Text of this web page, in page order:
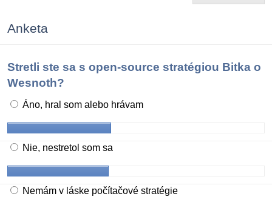
Anketa
Stretli ste sa s open-source stratégiou Bitka o
Wesnoth?
Áno, hral som alebo hrávam
Nie, nestretol som sa
Nemám v láske počítačové stratégie